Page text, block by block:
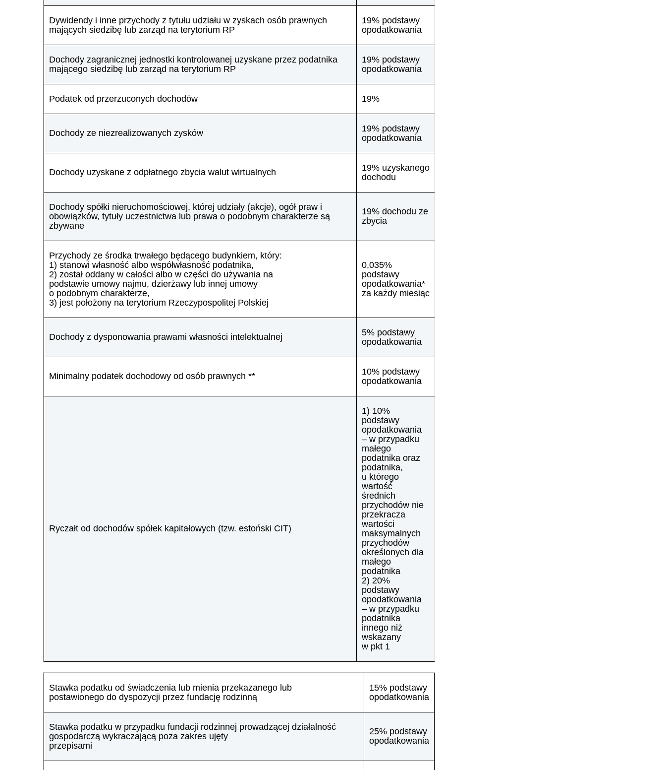
Dywidendy i inne przychody z tytułu udziału w zyskach osób prawnych
mających siedzibę lub zarząd na terytorium RP
19% podstawy
opodatkowania
Dochody zagranicznej jednostki kontrolowanej uzyskane przez podatnika
mającego siedzibę lub zarząd na terytorium RP
19% podstawy
opodatkowania
Podatek od przerzuconych dochodów 19%
Dochody ze niezrealizowanych zysków
19% podstawy
opodatkowania
Dochody uzyskane z odpłatnego zbycia walut wirtualnych
19% uzyskanego
dochodu
Dochody spółki nieruchomościowej, której udziały (akcje), ogół praw i
obowiązków, tytuły uczestnictwa lub prawa o podobnym charakterze są
zbywane
19% dochodu ze
zbycia
Przychody ze środka trwałego będącego budynkiem, który:
1) stanowi własność albo współwłasność podatnika,
2) został oddany w całości albo w części do używania na
podstawie umowy najmu, dzierżawy lub innej umowy
o podobnym charakterze,
3) jest położony na terytorium Rzeczypospolitej Polskiej
0,035%
podstawy
opodatkowania*
za każdy miesiąc
Dochody z dysponowania prawami własności intelektualnej
5% podstawy
opodatkowania
Minimalny podatek dochodowy od osób prawnych **
10% podstawy
opodatkowania
Ryczałt od dochodów spółek kapitałowych (tzw. estoński CIT)
1) 10%
podstawy
opodatkowania
– w przypadku
małego
podatnika oraz
podatnika,
u którego
wartość
średnich
przychodów nie
przekracza
wartości
maksymalnych
przychodów
określonych dla
małego
podatnika
2) 20%
podstawy
opodatkowania
– w przypadku
podatnika
innego niż
wskazany
w pkt 1
Stawka podatku od świadczenia lub mienia przekazanego lub
postawionego do dyspozycji przez fundację rodzinną
15% podstawy
opodatkowania
Stawka podatku w przypadku fundacji rodzinnej prowadzącej działalność
gospodarczą wykraczającą poza zakres ujęty
przepisami
25% podstawy
opodatkowania